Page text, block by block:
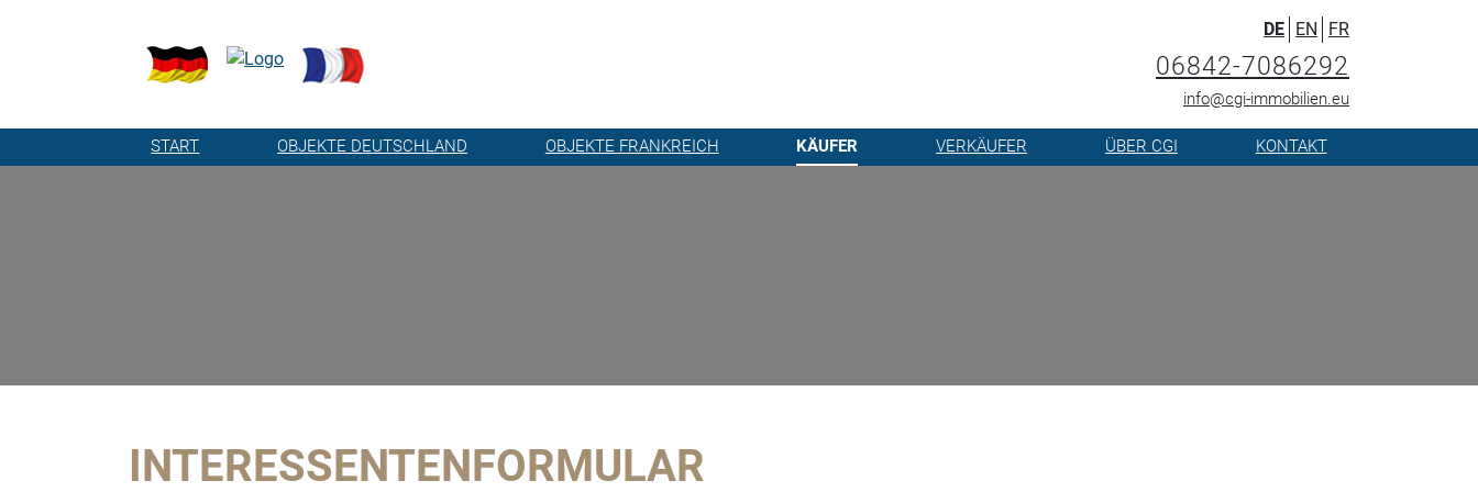
DE EN FR
06842-7086292
info@cgi-immobilien.eu
START OBJEKTE DEUTSCHLAND OBJEKTE FRANKREICH KÄUFER VERKÄUFER ÜBER CGI KONTAKT
INTERESSENTENFORMULAR